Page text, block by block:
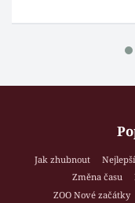
Jak zhubnout
Změna času
ZOO Nové začátky